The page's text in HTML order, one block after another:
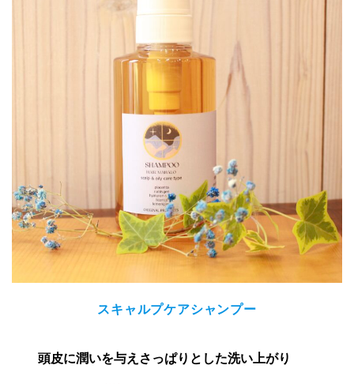
スキャルプケアシャンプー
頭皮に潤いを与えさっぱりとした洗い上がり